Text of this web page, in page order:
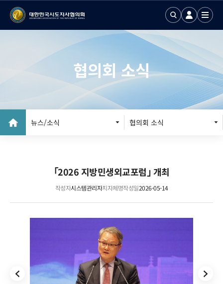
월간 지방시대
협의회 소식
뉴스/소식 협의회 소식
｢2026 지방민생외교포럼｣ 개최
작성자시스템관리자지자체명작성일2026-05-14